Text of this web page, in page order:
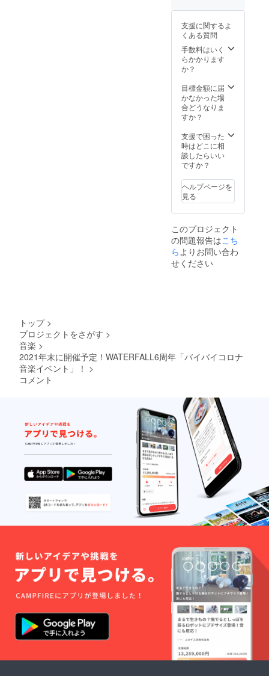
好きブ
ラン
ド」と
してご
愛用し
て頂い
ます。
縫製は
東京都
「レ
コード
ワッペ
ン」は
桐生市
造。日
本各地
の職人
さんの
高い技
術が詰
まった
。 【M
64cm
・身幅
50cm
・肩幅
44cm
・裾幅
49cm
・袖丈
62cm
・袖口
幅9cm
【Lサイ
ズ】 ・
着丈
52cm
・肩幅
46cm
・裾幅
51cm
・袖丈
63cm
・袖口
幅
9.5cm
表示】
FALLの
トレー
ドマー
ク「レ
コード
ワッペ
イント
で入っ
てお
アー
ティス
トの方
の中に
本発信
の音楽
好きブ
ラン
してご
愛用し
て頂い
ている
ン」は
造。日
本各地
の職人
さんの
高い技
術が詰
まった
商品で
す。 完
全日本
企画・
日本
製。
MADE
。 【M
サイ
ズ】 ・
着丈
64cm
・身幅
50cm
・肩幅
44cm
・裾幅
・袖丈
ン」が
ワンポ
イント
で入っ
てお
り、DJ
ティス
トの方
の中に
の音楽
好きブ
ラン
ド」と
愛用し
て頂い
ている
方もい
縫製は
埼玉県
羽生
市、
「レ
の職人
まった
商品で
す。 完
全日本
企画・
日本
製。
MADE
IN
JAPAN
。 【M
サイ
ズ】 ・
着丈
54cm
・肩幅
52cm
・裾幅
60cm
・袖丈
70cm
・袖口
幅9cm
着丈
ね備
場アク
ティブ
な方に
対応。
胸、腰
が収ま
るポ
ケッ
ト。 左
WATER
FALLの
トレー
ドマー
コード
ワッペ
ン」が
ワンポ
で入っ
てお
り、DJ
の方や
アー
ド」と
してご
方もい
ます。
縫製は
埼玉県
羽生
市、
「レ
コード
ワッペ
ン」は
群馬県
桐生市
で製
造。日
の職人
さんの
高い技
術が詰
まった
商品で
す。 完
全日本
企画・
製。
MADE
IN
支援に関するよ
くある質問
手数料はいく
らかかります
か？
目標金額に届
かなかった場
合どうなりま
すか？
支援で困った
時はどこに相
談したらいい
ですか？
ヘルプページを
見る
このプロジェクト
の問題報告はこち
ら よりお問い合わ
せください
トップ >
プロジェクトをさがす >
音楽 >
2021年末に開催予定！WATERFALL6周年「バイバイコロナ
音楽イベント」！ >
コメント